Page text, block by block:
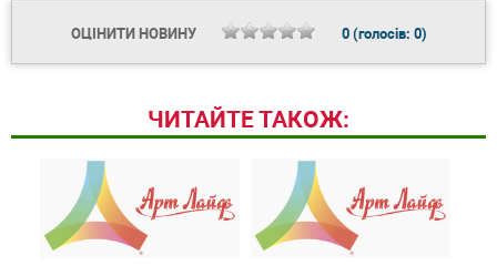
ОЦІНИТИ НОВИНУ 0(голосів: 0)
ЧИТАЙТЕ ТАКОЖ: